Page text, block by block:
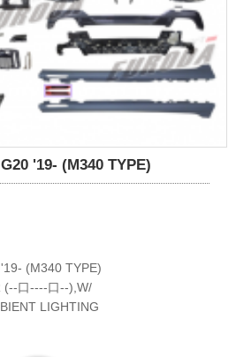
'19- (M340 TYPE)
(M340 TYPE)
(--口----口--),W/
LIGHTING